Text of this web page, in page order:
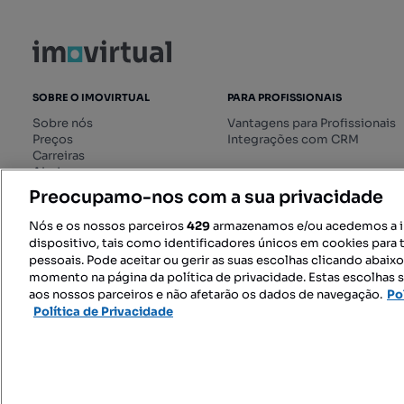
SOBRE O IMOVIRTUAL
Sobre nós
Preços
Carreiras
Ajuda
Livro de Reclamações online
Regulamento dos Serviços
Digitais
PARA PROFISSIONAIS
Vantagens para Profissionais
Integrações com CRM
SIGA-NOS:
Preocupamo-nos com a sua privacidade
Nós e os nossos parceiros429armazenamos e/ou acedemos
dispositivo, tais como identificadores únicos em cookies para
pessoais. Pode aceitar ou gerir as suas escolhas clicando
momento na página da política de privacidade. Estas escolhas
aos nossos parceiros e não afetarão os dados de navegação.
Política de Privacidade